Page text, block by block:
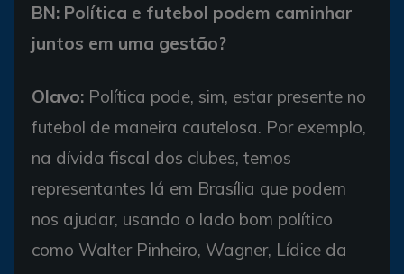
BN: Política e futebol podem caminhar
juntos em uma gestão?
Olavo: Política pode, sim, estar presente no
futebol de maneira cautelosa. Por exemplo,
na dívida fiscal dos clubes, temos
representantes lá em Brasília que podem
nos ajudar, usando o lado bom político
como Walter Pinheiro, Wagner, Lídice da